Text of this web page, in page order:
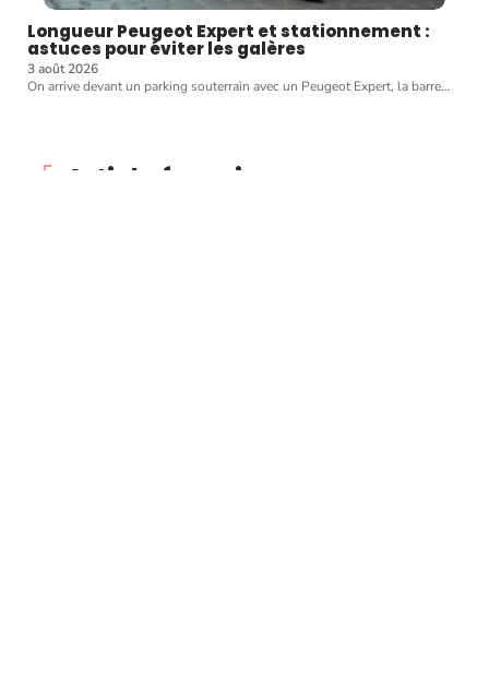
Longueur Peugeot Expert et stationnement :
astuces pour éviter les galères
3 août 2026
On arrive devant un parking souterrain avec un Peugeot Expert, la barre…
Article favori